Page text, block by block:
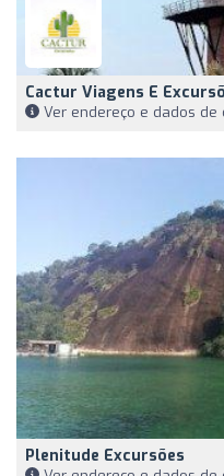
Cactur Viagens E
Ver endereço e dados de
Plenitude Excursões